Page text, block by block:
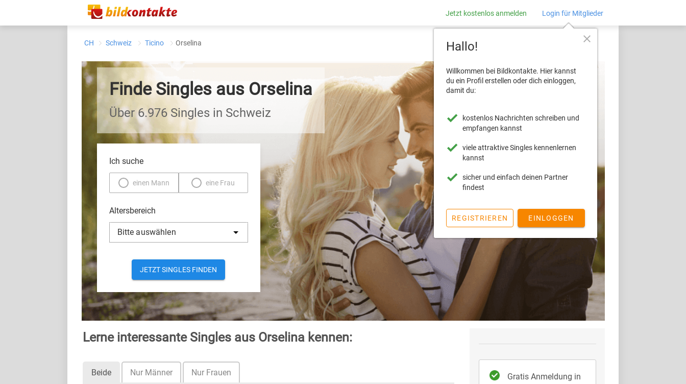
Jetzt kostenlos anmelden Login für Mitglieder
close
Hallo!
Willkommen bei Bildkontakte. Hier kannst
du ein Profil erstellen oder dich einloggen,
damit du:
kostenlos Nachrichten schreiben und
empfangen kannst
viele attraktive Singles kennenlernen
kannst
sicher und einfach deinen Partner
findest
REGISTRIEREN EINLOGGEN
CH Schweiz Ticino Orselina
Finde Singles aus Orselina
Über 6.976 Singles in Schweiz
Ich suche
einen Mann eine Frau
Altersbereich
Bitte auswählen
JETZT SINGLES FINDEN
Lerne interessante Singles aus Orselina kennen:
Beide Nur Männer Nur Frauen
Gratis Anmeldung in